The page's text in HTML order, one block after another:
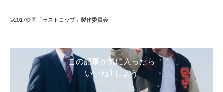
©2017映画「ラストコップ」製作委員会
この記事が気に入ったら
いいね ! しよう